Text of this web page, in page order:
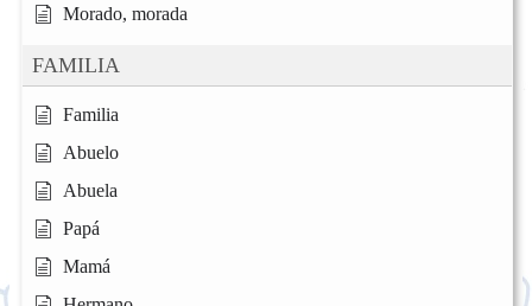
Morado, morada
FAMILIA
Familia
Abuelo
Abuela
Papá
Mamá